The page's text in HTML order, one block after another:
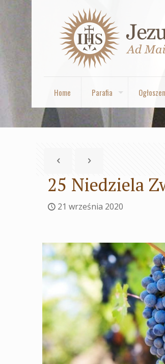
Home Parafia
25 Niedziela
21 września 2020